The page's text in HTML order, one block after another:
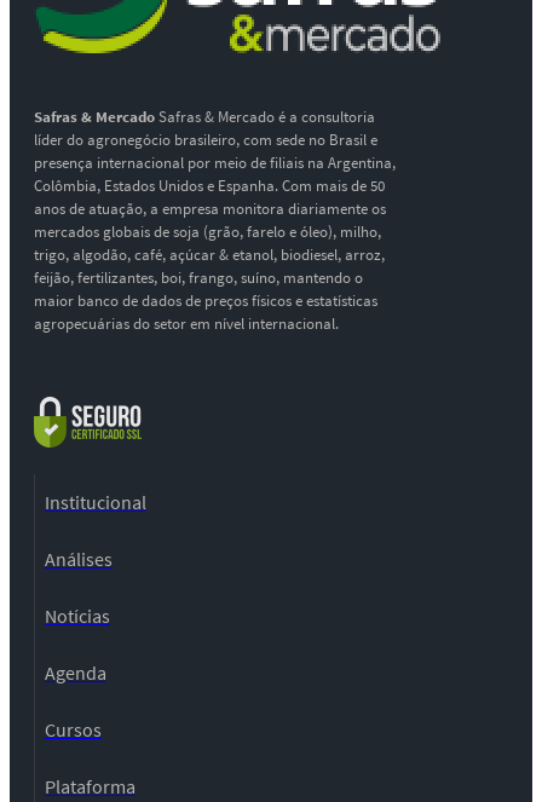
Safras & MercadoSafras & Mercado é a consultoria
líder do agronegócio brasileiro, com sede no Brasil e
presença internacional por meio de filiais na Argentina,
Colômbia, Estados Unidos e Espanha. Com mais de 50
anos de atuação, a empresa monitora diariamente os
mercados globais de soja (grão, farelo e óleo), milho,
trigo, algodão, café, açúcar & etanol, biodiesel, arroz,
feijão, fertilizantes, boi, frango, suíno, mantendo o
maior banco de dados de preços físicos e estatísticas
agropecuárias do setor em nível internacional.
Institucional
Análises
Notícias
Agenda
Cursos
Plataforma